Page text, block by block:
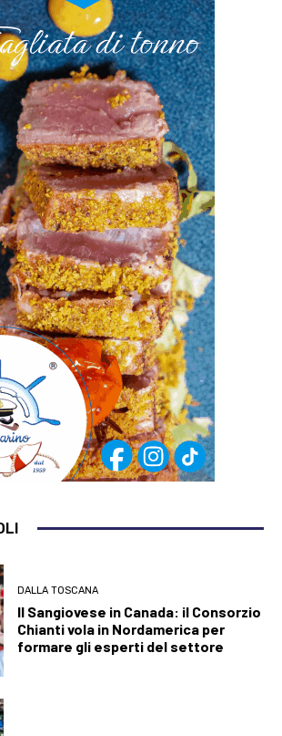
DALLA TOSCANA
Il Sangiovese in Canada: il Consorzio
Chianti vola in Nordamerica per
formare gli esperti del settore